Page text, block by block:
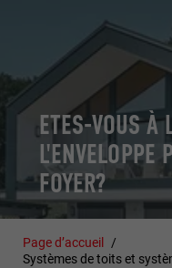
ETES-VOUS À
L'ENVELOPPE
FOYER?
Page d’accueil
Systèmes de toits et